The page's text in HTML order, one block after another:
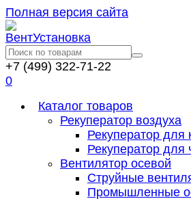
Полная версия сайта
+7 (499) 322-71-22
0
Каталог товаров
Рекуператор воздуха
Рекуператор для
Рекуператор для
Вентилятор осевой
Струйные
Промышленные